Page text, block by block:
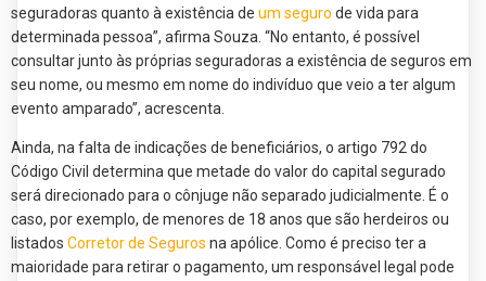
seguradoras quanto à existência de um seguro de vida para
determinada pessoa”, afirma Souza. “No entanto, é possível
consultar junto às próprias seguradoras a existência de seguros em
seu nome, ou mesmo em nome do indivíduo que veio a ter algum
evento amparado”, acrescenta.
Ainda, na falta de indicações de beneficiários, o artigo 792 do
Código Civil determina que metade do valor do capital segurado
será direcionado para o cônjuge não separado judicialmente. É o
caso, por exemplo, de menores de 18 anos que são herdeiros ou
listados Corretor de Seguros na apólice. Como é preciso ter a
maioridade para retirar o pagamento, um responsável legal pode